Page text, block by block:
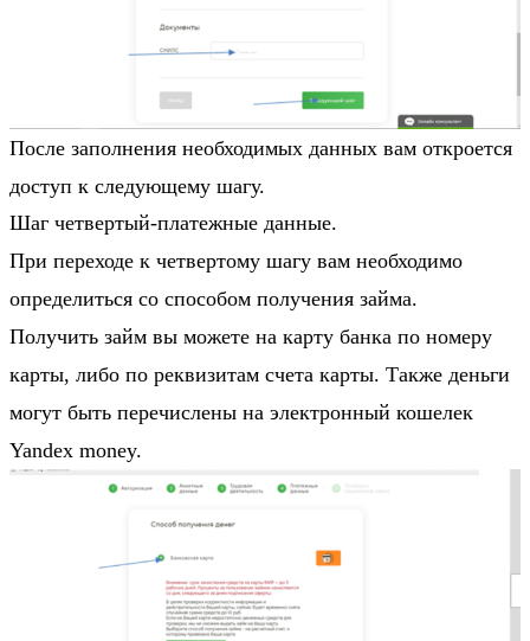
После заполнения необходимых данных вам откроется
доступ к следующему шагу.
Шаг четвертый-платежные данные.
При переходе к четвертому шагу вам необходимо
определиться со способом получения займа.
Получить займ вы можете на карту банка по номеру
карты, либо по реквизитам счета карты. Также деньги
могут быть перечислены на электронный кошелек
Yandex money.